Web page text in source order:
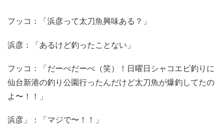
フッコ：「浜彦って太刀魚興味ある？」
浜彦：「あるけど釣ったことない」
フッコ：「だーべだーべ（笑）！日曜日シャコエビ釣りに
仙台新港の釣り公園行ったんだけど太刀魚が爆釣してたの
よ〜！！」
浜彦」：「マジで〜！！」